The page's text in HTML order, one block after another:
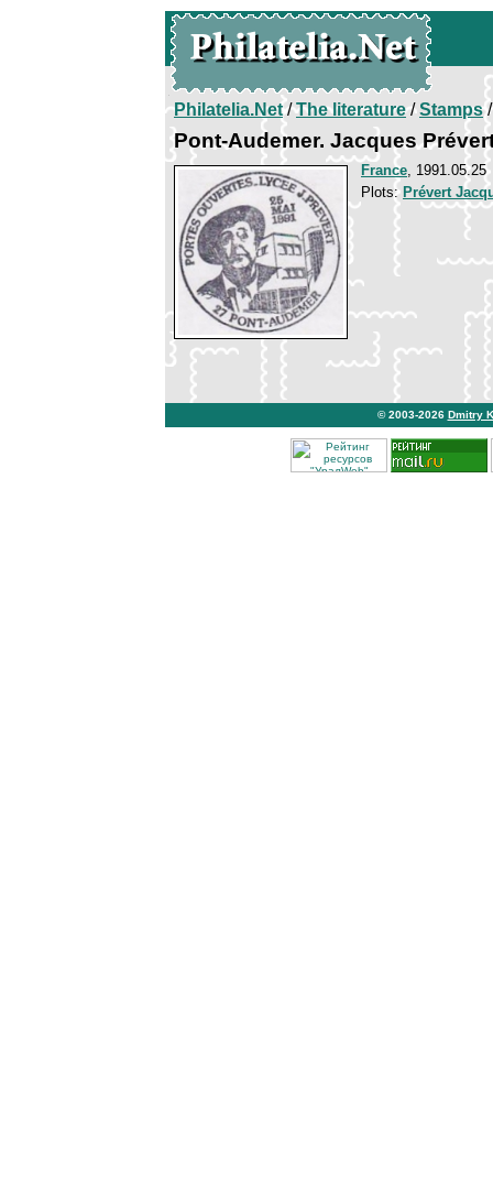
Philatelia.Net/The literature/Stamps/
Pont-Audemer. Jacques
France, 1991.05.25
Plots: Prévert
© 2003-2026 Dmitry